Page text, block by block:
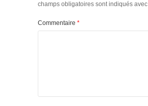
champs obligatoires sont indiqués avec
Commentaire *